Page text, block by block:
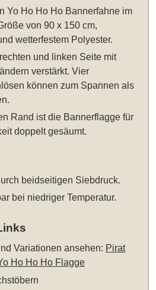
Yo Ho Ho Ho Bannerfahne im
von 90 x 150 cm,
wetterfestem Polyester.
und linken Seite mit
verstärkt. Vier
können zum Spannen als
Rand ist die Bannerflagge für
doppelt gesäumt.
beidseitigen Siebdruck.
bei niedriger Temperatur.
Variationen ansehen: Pirat
Ho Ho Ho Flagge